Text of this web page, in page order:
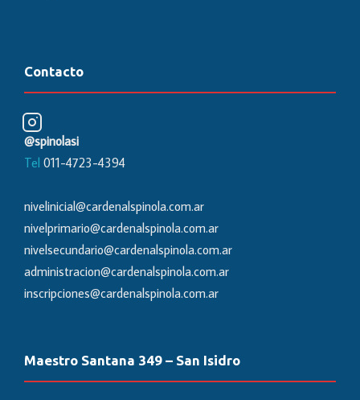
Contacto
@spinolasi
Tel 011-4723-4394
nivelinicial@cardenalspinola.com.ar
nivelprimario@cardenalspinola.com.ar
nivelsecundario@cardenalspinola.com.ar
administracion@cardenalspinola.com.ar
inscripciones@cardenalspinola.com.ar
Maestro Santana 349 – San Isidro